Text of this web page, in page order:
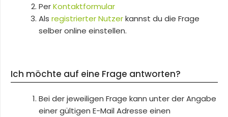
PerKontaktformular
Als registrierter Nutzerkannst du die Frage
selber online einstellen.
Ich möchte auf eine Frage antworten?
Bei der jeweiligen Frage kann unter der Angabe
einer gültigen E-Mail Adresse einen